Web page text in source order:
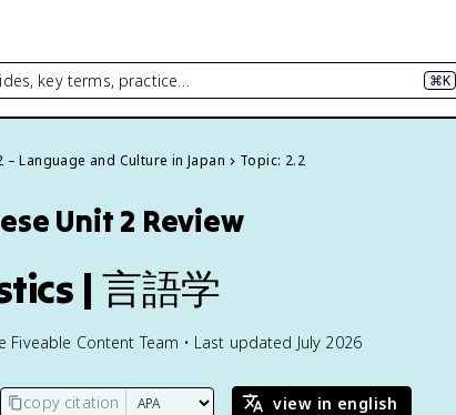
key terms, practice… ⌘K
– Language and Culture in Japan Topic: 2.2
Unit 2 Review
| 言語学
Fiveable Content Team • Last updated July 2026
copy citation view in english